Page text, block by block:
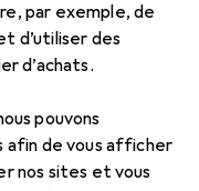
par exemple, de
d’utiliser des
d’achats.
pouvons
afin de vous afficher
nos sites et vous
avec
- mâle/mâle
B Ansc...